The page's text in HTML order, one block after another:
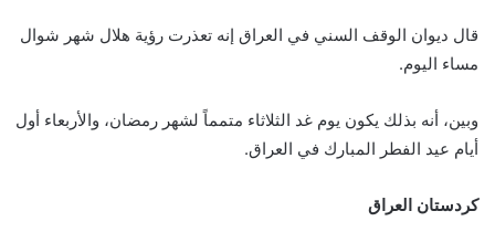
قال ديوان الوقف السني في العراق إنه تعذرت رؤية هلال شهر شوال
مساء اليوم.
وبين، أنه بذلك يكون يوم غد الثلاثاء متمماً لشهر رمضان، والأربعاء أول
أيام عيد الفطر المبارك في العراق.
كردستان العراق